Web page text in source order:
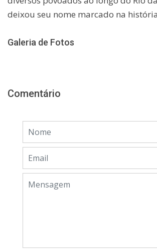
deixou seu nome marcado na
Galeria de Fotos
Comentário